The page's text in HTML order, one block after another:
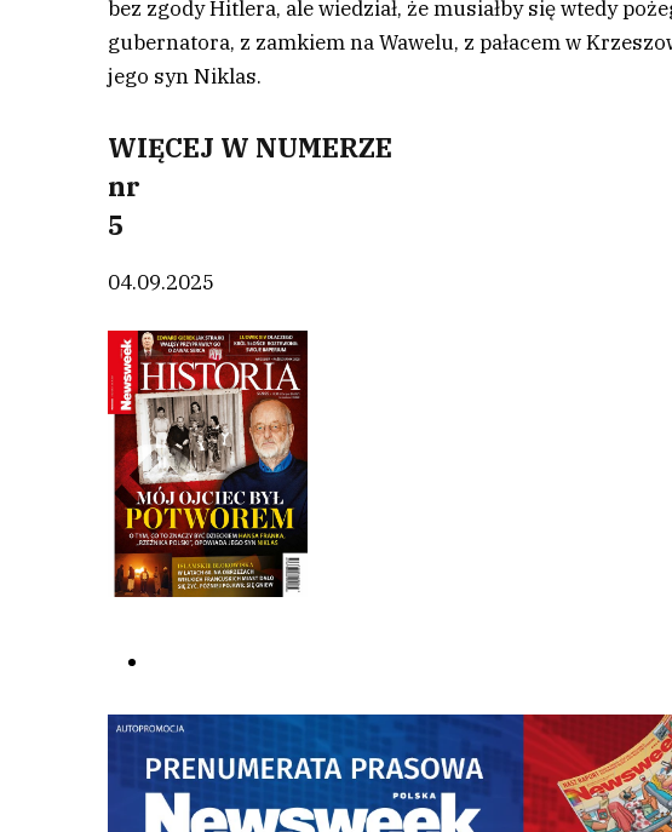
bez zgody Hitlera, ale wiedział, że musiałby się wtedy
gubernatora, z zamkiem na Wawelu, z pałacem w
jego syn Niklas.
WIĘCEJ W NUMERZE
nr
5
04.09.2025